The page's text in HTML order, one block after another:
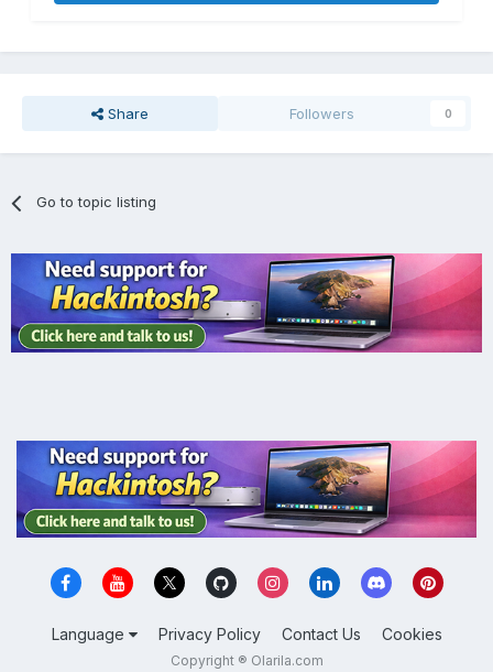
Share Followers 0
Go to topic listing
Language Privacy Policy Contact Us Cookies
Copyright ® Olarila.com